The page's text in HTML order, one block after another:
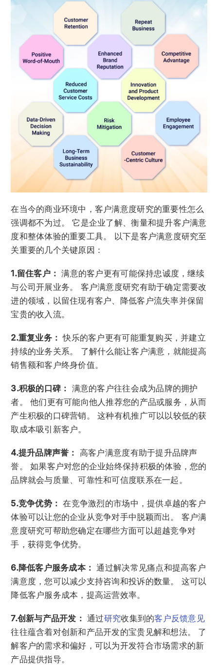
在当今的商业环境中，客户满意度研究的重要性怎么
强调都不为过。 它是企业了解、衡量和提升客户满意
度和整体体验的重要工具。 以下是客户满意度研究至
关重要的几个关键原因：
1.留住客户：满意的客户更有可能保持忠诚度，继续
与公司开展业务。 客户满意度研究有助于确定需要改
进的领域，以留住现有客户、降低客户流失率并保留
宝贵的收入流。
2.重复业务：快乐的客户更有可能重复购买，并建立
持续的业务关系。 了解什么能让客户满意，就能提高
销售额和客户终身价值。
3.积极的口碑： 满意的客户往往会成为品牌的拥护
者。 他们更有可能向他人推荐您的产品或服务，从而
产生积极的口碑营销。 这种有机推广可以以较低的获
取成本吸引新客户。
4.提升品牌声誉： 高客户满意度有助于提升品牌声
誉。 如果客户对您的企业始终保持积极的体验，您的
品牌就会与质量、可靠性和可信度联系在一起。
5.竞争优势：在竞争激烈的市场中，提供卓越的客户
体验可以让您的企业从竞争对手中脱颖而出。 客户满
意度研究可帮助您确定在哪些方面可以超越竞争对
手，获得竞争优势。
6.降低客户服务成本：通过解决常见痛点和提高客户
满意度，您可以减少支持咨询和投诉的数量。 这可以
降低客户服务成本，提高运营效率。
7.创新与产品开发：通过研究收集到的客户反馈意见
往往蕴含着对创新和产品开发的宝贵见解和想法。 了
解客户的需求和偏好，可以为开发符合市场需求的新
产品提供指导。